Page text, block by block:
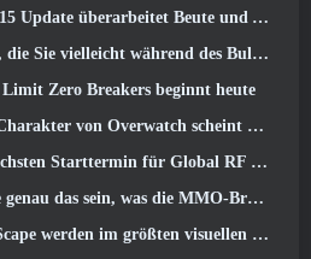
überarbeitet Beute und Angeln
während des Bullet Fests ausprobieren möchten
Zero Breakers beginnt heute
scheint ein überarbeiteter Cyborg-Verbrecherboss zu sein
Starttermin für Global RF Online bekannt
sein, was die MMO-Branche gerade braucht
visuellen Update des Spiels der letzten zehn Jahre überarbeitet